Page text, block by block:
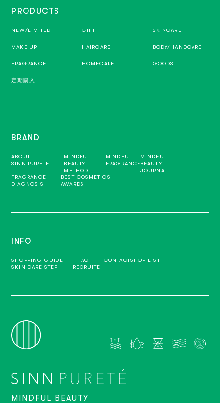
PRODUCTS
NEW/LIMITED GIFT SKINCARE
MAKE UP HAIRCARE BODY/HANDCARE
FRAGRANCE HOMECARE GOODS
定期購入
BRAND
ABOUT
SINN PURETE
MINDFUL
BEAUTY
METHOD
MINDFUL
FRAGRANCE
MINDFUL
BEAUTY
JOURNAL
FRAGRANCE
DIAGNOSIS
BEST COSMETICS
AWARDS
INFO
SHOPPING GUIDE FAQ CONTACTSHOP LIST
SKIN CARE STEP
RECRUITE
MINDFUL BEAUTY